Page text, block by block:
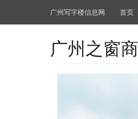
广州写字楼信息网 首页
广州之窗